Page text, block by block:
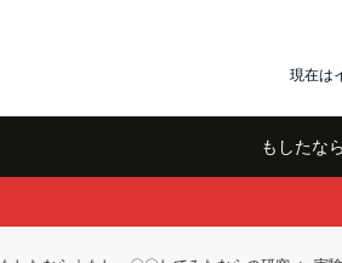
現在は
もしたな